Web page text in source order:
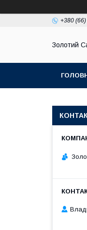
+380
Золотий